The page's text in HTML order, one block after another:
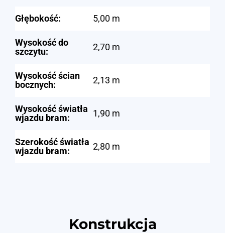
Głębokość: 5,00 m
Wysokość do
szczytu:
2,70 m
Wysokość ścian
bocznych:
2,13 m
Wysokość światła
wjazdu bram:
1,90 m
Szerokość światła
wjazdu bram:
2,80 m
Konstrukcja